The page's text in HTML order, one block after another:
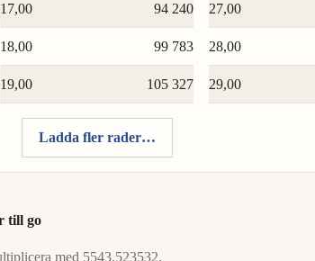
17,00 94 240
18,00 99 783
19,00 105 327
27,00
28,00
29,00
Ladda fler rader…
till go
med 5543.523532.